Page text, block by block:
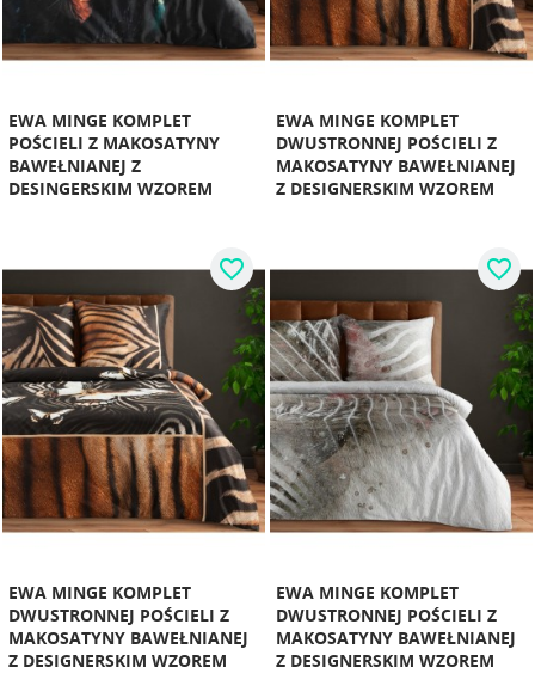
EWA MINGE KOMPLET
POŚCIELI Z MAKOSATYNY
BAWEŁNIANEJ Z
DESINGERSKIM WZOREM
EWA MINGE KOMPLET
DWUSTRONNEJ POŚCIELI Z
MAKOSATYNY BAWEŁNIANEJ
Z DESIGNERSKIM WZOREM
EWA MINGE KOMPLET
DWUSTRONNEJ POŚCIELI Z
MAKOSATYNY BAWEŁNIANEJ
Z DESIGNERSKIM WZOREM
favorite_border
EWA MINGE KOMPLET
DWUSTRONNEJ POŚCIELI Z
MAKOSATYNY BAWEŁNIANEJ
Z DESIGNERSKIM WZOREM
favorite_border